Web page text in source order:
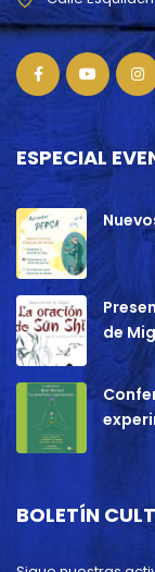
ESPECIAL
de
BOLETÍN